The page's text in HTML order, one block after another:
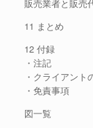
販売業者と販売
11 まとめ
12 付録
・注記
・クライアント
・免責事項
図一覧